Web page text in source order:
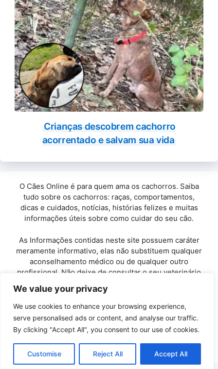
We value your privacy
We use cookies to enhance your browsing experience,
serve personalised ads or content, and analyse our traffic.
By clicking "Accept All", you consent to our use of cookies.
Customise Reject All Accept All
Crianças descobrem cachorro
acorrentado e salvam sua vida
O Cães Online é para quem ama os cachorros. Saiba
tudo sobre os cachorros: raças, comportamentos,
dicas e cuidados, notícias, histórias felizes e muitas
informações úteis sobre como cuidar do seu cão.
As Informações contidas neste site possuem caráter
meramente informativo, elas não substituem qualquer
aconselhamento médico ou de qualquer outro
profissional. Não deixe de consultar o seu veterinário
de confiança.
Copyright© 2010 / 2026 · Cães Online - Todos os
direitos reservados.
Políticas de Privacidade